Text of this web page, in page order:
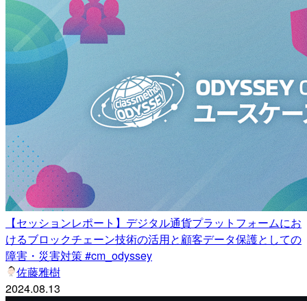
【セッションレポート】デジタル通貨プラットフォームにお
けるブロックチェーン技術の活用と顧客データ保護としての
障害・災害対策 #cm_odyssey
佐藤雅樹
2024.08.13